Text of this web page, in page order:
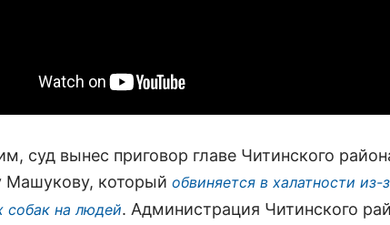
суд вынес приговор главе Читинского
Машукову, который обвиняется в халатности из-
собак на людей. Администрация Читинского